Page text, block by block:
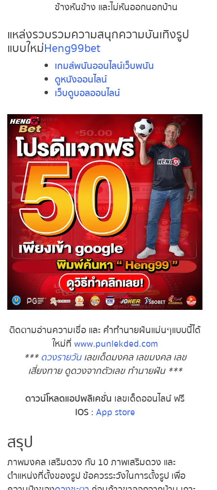
ช้างหันข้าง และไม่หันออกนอกบ้าน
แหล่งรวบรวมความสนุกความบันเทิงรูป
แบบใหม่Heng99bet
เกมส์พนันออนไลน์เว็บพนัน
ดูหนังออนไลน์
เว็บดูบอลออนไลน์
ติดตามอ่านความเชื่อ และ คำทำนายฝันแม่นๆแบบนี้ได้
ใหม่ที่ www.punlekded.com
*** ดวงรายวันเลขเด็ดมงคล เลขมงคล เลข
เสี่ยงทาย ดูดวงจากตัวเลข ทำนายฝัน ***
ดาวน์โหลดแอปพลิเคชั่น เลขเด็ดออนไลน์ ฟรี
IOS: App store
สรุป
ภาพมงคล เสริมดวง กับ 10 ภาพเสริมดวง และ
ตำแหน่งที่ตั้งของรูป ข้อควรระวังในการตั้งรูป เพื่อ